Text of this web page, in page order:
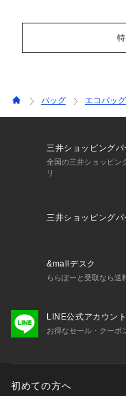
バッグ エコバッグ
三井ショッピングパ
全国の三井ショッピン
リ
三井ショッピングパ
&mallデスク
ららぽーと受取なら送
LINE公式アカウント
お得なセール・クーポ
初めての方へ